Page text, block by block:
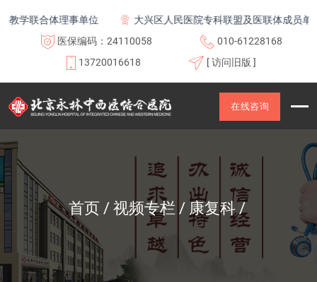
学联合体理事单位
大兴区人民医院专科联盟及医联体成员单位
医保编码：24110058
010-61228168
13720016618
[ 访问旧版 ]
在线咨询
首页 视频专栏 康复科